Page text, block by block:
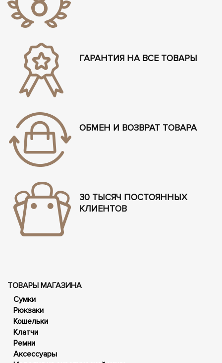
ГАРАНТИЯ НА ВСЕ ТОВАРЫ
ОБМЕН И ВОЗВРАТ ТОВАРА
30 ТЫСЯЧ ПОСТОЯННЫХ
КЛИЕНТОВ
ТОВАРЫ МАГАЗИНА
Сумки
Рюкзаки
Кошельки
Клатчи
Ремни
Аксессуары